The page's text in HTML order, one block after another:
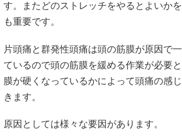
す。またどのストレッチをやるとよいか
も重要です。
片頭痛と群発性頭痛は頭の筋膜が原因で
ているので頭の筋膜を緩める作業が必要
膜が硬くなっているかによって頭痛の感
きます。
原因としては様々な要因があります。